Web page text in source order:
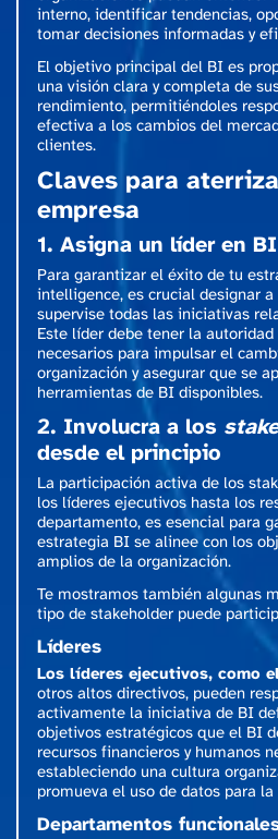
interno, identificar tendencias,
tomar decisiones informadas y
El objetivo principal del BI es
una visión clara y completa de
rendimiento, permitiéndoles
efectiva a los cambios del
clientes.
Claves para
empresa
1. Asigna un líder en BI
Para garantizar el éxito de tu
intelligence, es crucial designar
supervise todas las iniciativas
Este líder debe tener la
necesarios para impulsar el
organización y asegurar que se
herramientas de BI disponibles.
2. Involucra a los
desde el principio
La participación activa de los
los líderes ejecutivos hasta los
departamento, es esencial para
estrategia BI se alinee con los
amplios de la organización.
Te mostramos también algunas
tipo de stakeholder puede
Líderes
Los líderes ejecutivos, como
otros altos directivos, pueden
activamente la iniciativa de BI
objetivos estratégicos que el BI
recursos financieros y humanos
estableciendo una cultura
promueva el uso de datos para
Departamentos